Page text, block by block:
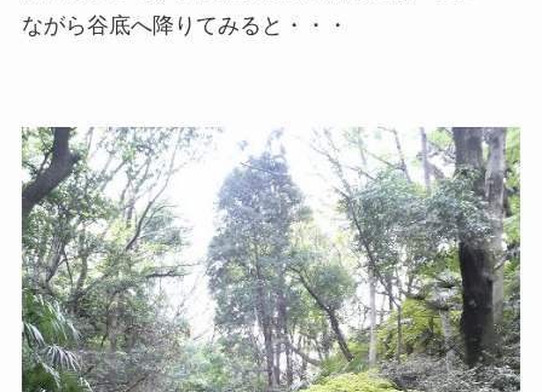
ながら谷底へ降りてみると・・・